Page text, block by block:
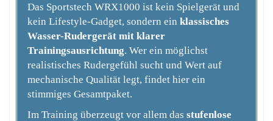
Das Sportstech WRX1000 ist kein Spielgerät und
kein Lifestyle-Gadget, sondern ein klassisches
Wasser-Rudergerät mit klarer
Trainingsausrichtung. Wer ein möglichst
realistisches Rudergefühl sucht und Wert auf
mechanische Qualität legt, findet hier ein
stimmiges Gesamtpaket.
Im Training überzeugt vor allem das stufenlose